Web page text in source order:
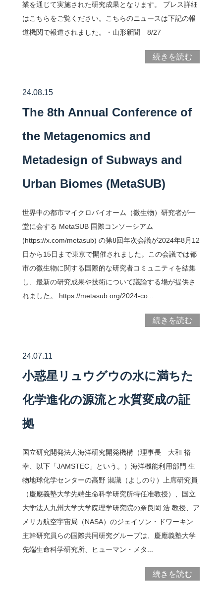
業を通じて実施された研究成果となります。 プレス詳細
はこちらをご覧ください。こちらのニュースは下記の報
道機関で報道されました。・山形新聞 8/27
続きを読む
24.08.15
The 8th Annual Conference of
the Metagenomics and
Metadesign of Subways and
Urban Biomes (MetaSUB)
世界中の都市マイクロバイオーム（微生物）研究者が一
堂に会する MetaSUB 国際コンソーシアム
(https://x.com/metasub) の第8回年次会議が2024年8月12
日から15日まで東京で開催されました。この会議では都
市の微生物に関する国際的な研究者コミュニティを結集
し、最新の研究成果や技術について議論する場が提供さ
れました。 https://metasub.org/2024-co...
続きを読む
24.07.11
小惑星リュウグウの水に満ちた
化学進化の源流と水質変成の証
拠
国立研究開発法人海洋研究開発機構（理事長 大和 裕
幸、以下「JAMSTEC」という。）海洋機能利用部門 生
物地球化学センターの高野 淑識（よしのり）上席研究員
（慶應義塾大学先端生命科学研究所特任准教授）、国立
大学法人九州大学大学院理学研究院の奈良岡 浩 教授、ア
メリカ航空宇宙局（NASA）のジェイソン・ドワーキン
主幹研究員らの国際共同研究グループは、慶應義塾大学
先端生命科学研究所、ヒューマン・メタ...
続きを読む